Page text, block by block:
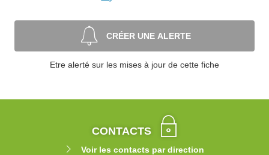
CRÉER UNE ALERTE
Etre alerté sur les mises à jour de cette fiche
CONTACTS
Voir les contacts par direction